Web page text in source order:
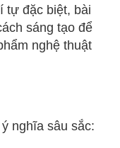
tự đặc biệt, bài
sáng tạo để
nghệ thuật
nghĩa sâu sắc: